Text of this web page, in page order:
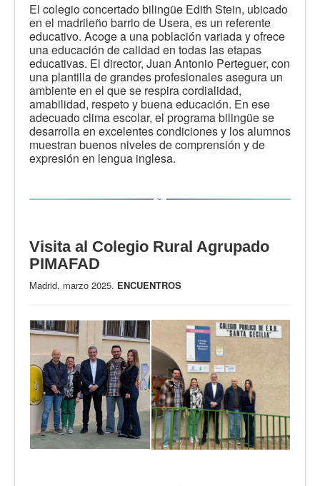
El colegio concertado bilingüe Edith Stein, ubicado
en el madrileño barrio de Usera, es un referente
educativo. Acoge a una población variada y ofrece
una educación de calidad en todas las etapas
educativas. El director, Juan Antonio Perteguer, con
una plantilla de grandes profesionales asegura un
ambiente en el que se respira cordialidad,
amabilidad, respeto y buena educación. En ese
adecuado clima escolar, el programa bilingüe se
desarrolla en excelentes condiciones y los alumnos
muestran buenos niveles de comprensión y de
expresión en lengua inglesa.
Visita al Colegio Rural Agrupado
PIMAFAD
Madrid, marzo 2025. ENCUENTROS